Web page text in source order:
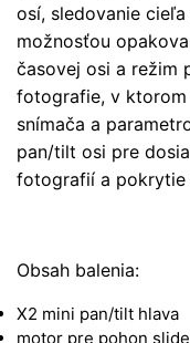
osí, sledovanie
možnosťou
časovej osi a režim
fotografie, v
snímača a
pan/tilt osi pre
fotografií a pokrytie
Obsah balenia:
X2 mini pan/tilt hlava
motor pre pohon